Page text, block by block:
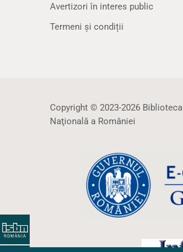
Avertizori în interes public
Termeni și condiții
Copyright © 2023-2026 Biblioteca
Naţională a României